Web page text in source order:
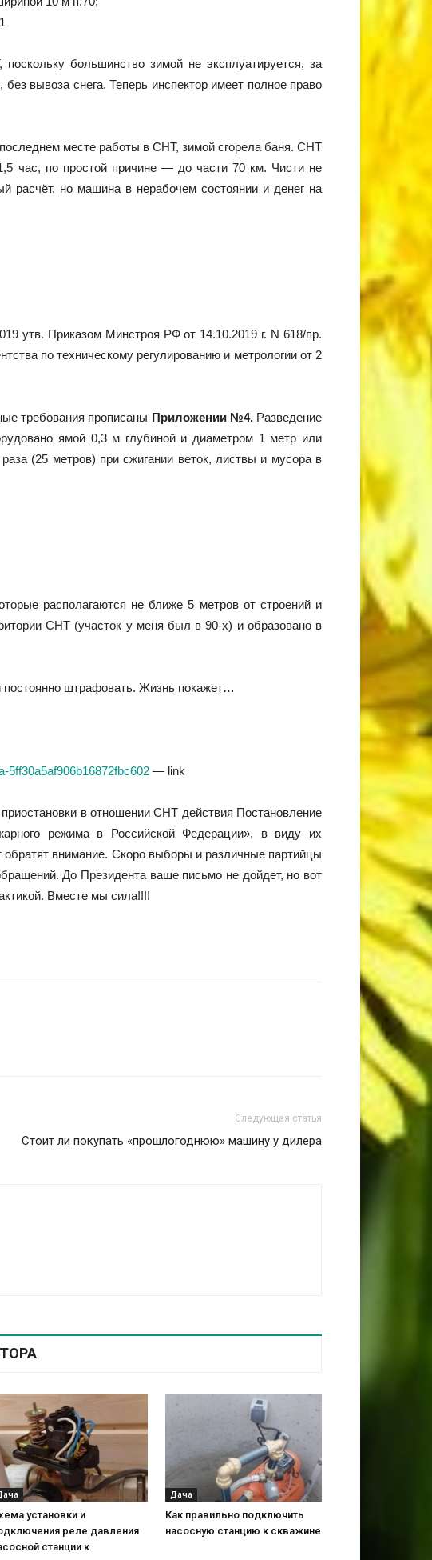
большинство зимой не эксплуатируется, за
вывоза снега. Теперь инспектор имеет полное право
месте работы в СНТ, зимой сгорела баня. СНТ
час, по простой причине — до части 70 км. Чисти не
расчёт, но машина в нерабочем состоянии и денег на
утв. Приказом Минстроя РФ от 14.10.2019 г. N 618/пр.
по техническому регулированию и метрологии от 2
требования прописаны Приложении №4.Разведение
ямой 0,3 м глубиной и диаметром 1 метр или
(25 метров) при сжигании веток, листвы и мусора в
располагаются не ближе 5 метров от строений и
СНТ (участок у меня был в 90-х) и образовано в
постоянно штрафовать. Жизнь покажет…
5ff30a5af906b16872fbc602 — link
в отношении СНТ действия Постановление
режима в Российской Федерации», в виду их
внимание. Скоро выборы и различные партийцы
До Президента ваше письмо не дойдет, но вот
Вместе мы сила!!!!
Следующая статья
Стоит ли покупать «прошлогоднюю» машину у дилера
установки и
реле давления
станции к
Дача
Как правильно подключить
насосную станцию к скважине